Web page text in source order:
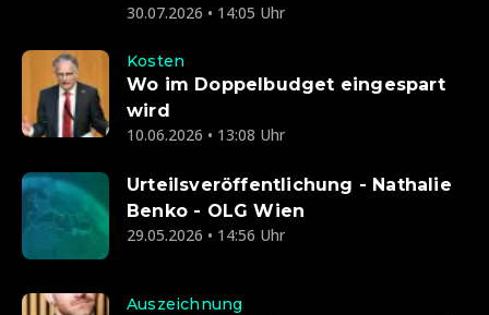
30.07.2026 • 14:05 Uhr
Kosten
Wo im Doppelbudget eingespart
wird
10.06.2026 • 13:08 Uhr
Urteilsveröffentlichung - Nathalie
Benko - OLG Wien
29.05.2026 • 14:56 Uhr
Auszeichnung